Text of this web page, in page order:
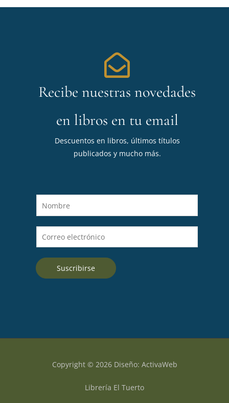
Recibe nuestras novedades
en libros en tu email
Descuentos en libros, últimos títulos
publicados y mucho más.
o
m
e
*
o
r
Suscribirse
Copyright © 2026 Diseño: ActivaWeb
Librería El Tuerto